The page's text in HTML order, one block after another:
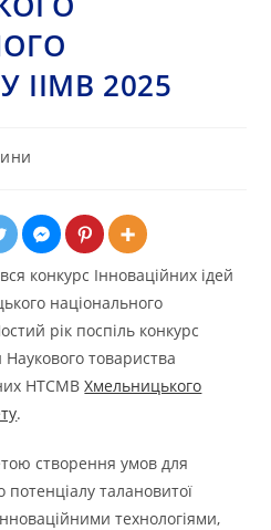
ІІМВ 2025
конкурс Інноваційних ідей
національного
рік поспіль конкурс
Наукового товариства
НТСМВХмельницького
.
створення умов для
потенціалу талановитої
технологіями,